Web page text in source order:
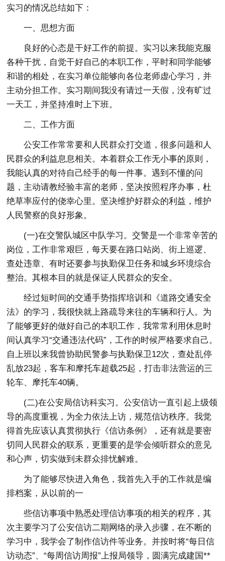
实习的情况总结如下：
一、思想方面
良好的心态是干好工作的前提。实习以来我能克服
各种干扰，自觉干好自己的本职工作，平时和同学能够
和谐的相处，在实习单位能够向各位老师虚心学习，并
主动分担工作。实习期间我没有请过一天假，没有旷过
一天工，并坚持准时上下班。
二、工作方面
公安工作常常要和人民群众打交道，很多问题和人
民群众的利益息息相关。本着群众工作无小事的原则，
我能认真的对待自己经手的每一件事。遇到不懂的问
题，主动请教经验丰富的老师，坚决按照程序办事，杜
绝草率应付的侥幸心里。坚决维护好群众的利益，维护
人民警察的良好形象。
(一)在交警队城区中队学习。交警是一个非常辛苦的
岗位，工作非常艰巨，每天要在路口站岗、街上巡逻、
查处违章、有时还要参与执勤保卫任务和城乡环境综合
整治。其根本目的就是保证人民群众的安全。
经过短时间的交通手势指挥培训和《道路交通安全
法》的学习，我很快就上路疏导来往的车辆和行人。为
了能够更好的做好自己的本职工作，我常常利用休息时
间认真学习“交通违法代码”，工作的时候严格要求自己。
自上班以来我曾协助民警参与执勤保卫12次，查处乱停
乱放23起，客车和摩托车超载25起，打击非法营运的三
轮车、摩托车40辆。
(二)在公安局信访科实习。公安信访一直引起上级领
导的高度重视，为全力依法上访，规范信访秩序。我觉
得首先应该认真贯彻执行《信访条例》，还有就是要密
切同人民群众的联系，更重要的是学会倾听群众的意见
和心声，切实做到未群众排忧解难。
为了能够尽快进入角色，我首先入手的工作就是编
排档案，从以前的一
些信访事项中熟悉处理信访事项的相关的程序，其
次主要学习了公安信访二期网络的录入步骤，在不断的
学习中，我学会了制作信访件等业务。并按时将“每日信
访动态”、“每周信访周报”上报局领导，圆满完成建国**